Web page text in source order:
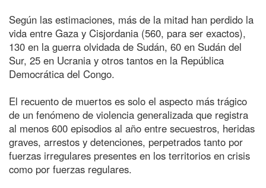
Según las estimaciones, más de la mitad han perdido la
vida entre Gaza y Cisjordania (560, para ser exactos),
130 en la guerra olvidada de Sudán, 60 en Sudán del
Sur, 25 en Ucrania y otros tantos en la República
Democrática del Congo.
El recuento de muertos es solo el aspecto más trágico
de un fenómeno de violencia generalizada que registra
al menos 600 episodios al año entre secuestros, heridas
graves, arrestos y detenciones, perpetrados tanto por
fuerzas irregulares presentes en los territorios en crisis
como por fuerzas regulares.